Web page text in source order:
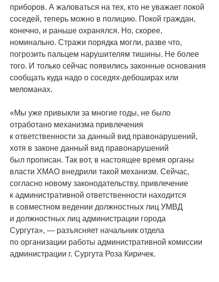
приборов. А жаловаться на тех, кто не уважает покой
соседей, теперь можно в полицию. Покой граждан,
конечно, и раньше охранялся. Но, скорее,
номинально. Стражи порядка могли, разве что,
погрозить пальцем нарушителям тишины. Не более
того. И только сейчас появились законные основания
сообщать куда надо о соседях-дебоширах или
меломанах.
«Мы уже привыкли за многие годы, не было
отработано механизма привлечения
к ответственности за данный вид правонарушений,
хотя в законе данный вид правонарушений
был прописан. Так вот, в настоящее время органы
власти ХМАО внедрили такой механизм. Сейчас,
согласно новому законодательству, привлечение
к административной ответственности находится
в совместном ведении должностных лиц УМВД
и должностных лиц администрации города
Сургута», — разъясняет начальник отдела
по организации работы административной комиссии
администрации г. Сургута Роза Киричек.